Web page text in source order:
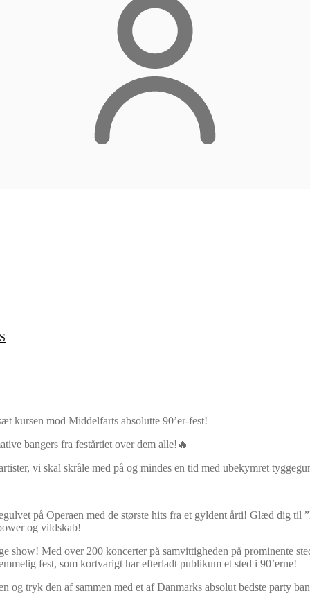
kursen mod Middelfarts absolutte 90’er-fest!
bangers fra festårtiet over dem alle!🔥
vi skal skråle med på og mindes en tid med ubekymret
på Operaen med de største hits fra et gyldent årti! Glæd dig til
og vildskab!
show! Med over 200 koncerter på samvittigheden på prominente
fest, som kortvarigt har efterladt publikum et sted i 90’erne!
og tryk den af sammen med et af Danmarks absolut bedste party